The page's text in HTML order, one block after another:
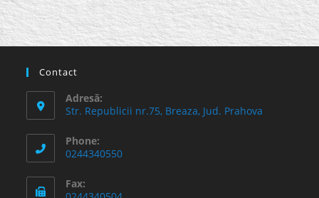
Contact
Adresă:
Str. Republicii nr.75, Breaza, Jud. Prahova
Phone:
0244340550
Fax: